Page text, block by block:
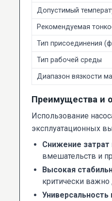
Допустимый
Рекомендуемая
Тип присоединения
Тип рабочей среды
Диапазон вязкости
Преимущества и
Использование
эксплуатационных
Снижение затрат
вмешательств и
Высокая
критически
Универсальность